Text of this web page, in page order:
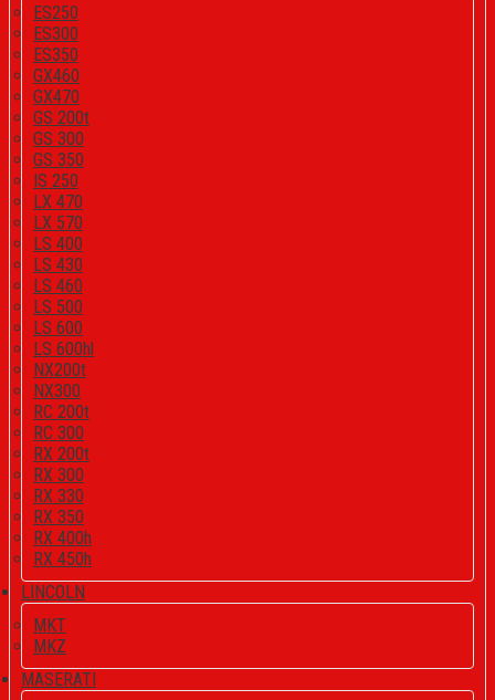
ES250
ES300
ES350
GX460
GX470
GS 200t
GS 300
GS 350
IS 250
LX 470
LX 570
LS 400
LS 430
LS 460
LS 500
LS 600
LS 600hl
NX200t
NX300
RC 200t
RC 300
RX 200t
RX 300
RX 330
RX 350
RX 400h
RX 450h
LINCOLN
MKT
MKZ
MASERATI